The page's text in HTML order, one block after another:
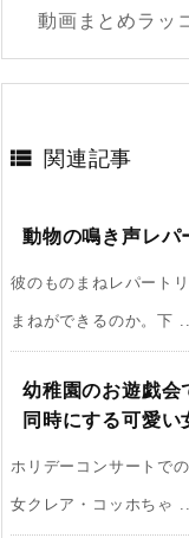
動画まとめラッ
 関連記事
動物の鳴き声レパ
彼のものまねレパート
まねができるのか。下
幼稚園のお遊戯会
同時にする可愛い
ホリデーコンサートで
女クレア・コッホちゃ